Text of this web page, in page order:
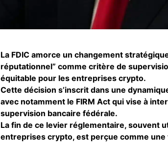
La FDIC amorce un changement
réputationnel” comme critère de
équitable pour les entreprises crypto.
Cette décision s’inscrit dans une
avec notamment le FIRM Act qui vise à
supervision bancaire fédérale.
La fin de ce levier réglementaire, souvent
entreprises crypto, est perçue comme